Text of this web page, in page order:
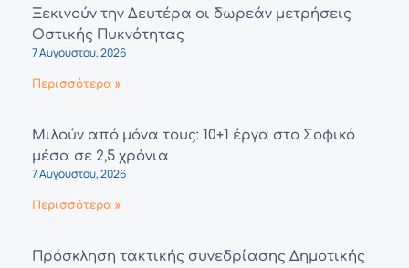
Ξεκινούν την Δευτέρα οι δωρεάν μετρήσεις
Οστικής Πυκνότητας
7 Αυγούστου, 2026
Περισσότερα »
Μιλούν από μόνα τους: 10+1 έργα στο Σοφικό
μέσα σε 2,5 χρόνια
7 Αυγούστου, 2026
Περισσότερα »
Πρόσκληση τακτικής συνεδρίασης Δημοτικής